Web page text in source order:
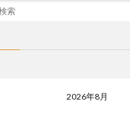
2026年8月